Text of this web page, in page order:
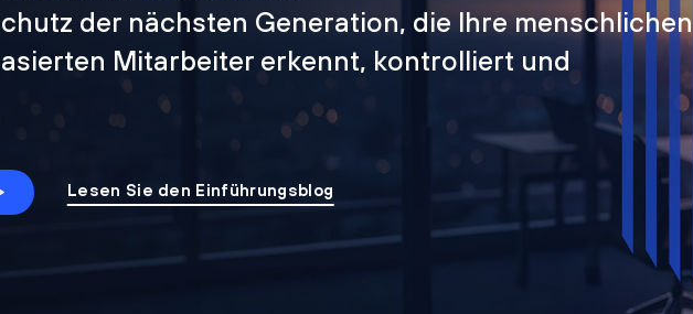
der nächsten Generation, die Ihre menschlichen
Mitarbeiter erkennt, kontrolliert und
Lesen Sie den Einführungsblog